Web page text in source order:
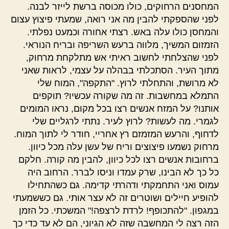
המחסנים הרחוקים, כולו מכוסה ברשת לייזר לבנה.
לפני שהספקתי להבין מה אני רואה, שמעתי פיצוץ עצום
והמחסן כולו עלה באש. רצתי אחורה וכמעט נפלתי.
הזמזום המשיך, מלווה ברעש השריפה ובריח הנוראי.
לפני שהצלחתי לחשוב ראיתי אש מתלקחת מרחוק,
מתוך העיר. הסתכלתי בבהלה על עצמי, לראות שאני
לא מרושת, והתחלתי לרוץ. "התקפה", המוח שלי
התמלא במחשבות. זה מה שקורה עכשיו? תוקפים
אותנו? על המזח אנשים רצו בכל מקום, נראו המומים
לגמרי. מה לעשות? לרוץ לעיר. נתתי לרגליים שלי
לדחוף, והרעש המזמזם רץ אחריי, חודר לי לתוך המוח.
מרחוק נשמעו פיצוצים וריח של עשן עלה מכל כיוון.
ברחובות אנשים רצו לכל כיוון, להבין מה קורה. חלקם
כל כך לא הבינו, שרק עמדו וניסו לברר. הרחוב היה
עמוס ואני התחמקתי ודהרתי קדימה. גם כשהתחילו
להופיע חיילים ושוטרים זה לא עצר אותי. גם כששמעתי
במגפון. "להתכופף! לרדת לרצפה!" המשכתי. כל הזמן
הזה רצה לי המחשבה שזה לא הגיוני, הם לא עד כדי כך